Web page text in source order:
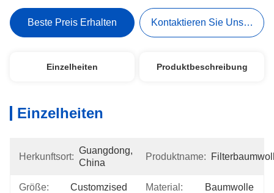
Beste Preis Erhalten Kontaktieren Sie Uns Jetzt
Einzelheiten Produktbeschreibung
Einzelheiten
Herkunftsort:
Guangdong,
China
Produktname:
Größe: Customzised Material: Baumwolle